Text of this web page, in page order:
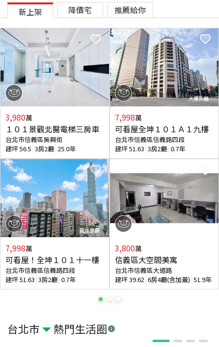
台北市 熱門生活圈
新上架 降價宅 推薦給你
3,980萬
１０１景觀北醫電梯三房車
台北市信義區吳興街
建坪56.5 3房2廳 25.0年
7,998萬
可看屋！全坤１０１十一樓
台北市信義區信義路四段
建坪51.63 3房2廳 0.7年
7,998萬
可看屋全坤１０１Ａ１九樓
台北市信義區信義路四段
建坪51.63 3房2廳 0.7年
3,800萬
信義區大空間美寓
台北市信義區大道路
建坪39.62 6房4廳(含加蓋) 51.9年